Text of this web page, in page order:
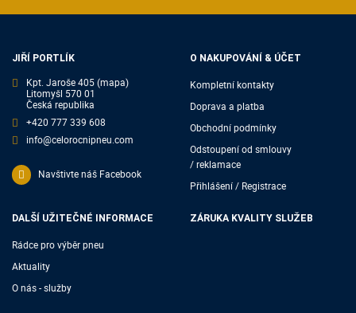
JIŘÍ PORTLÍK
Kpt. Jaroše 405(mapa)
Litomyšl 570 01
Česká republika
+420 777 339 608
info@celorocnipneu.com
Navštivte náš Facebook
O NAKUPOVÁNÍ & ÚČET
Kompletní kontakty
Doprava a platba
Obchodní podmínky
Odstoupení od smlouvy
/ reklamace
Přihlášení / Registrace
DALŠÍ UŽITEČNÉ INFORMACE
Rádce pro výběr pneu
Aktuality
O nás - služby
ZÁRUKA KVALITY SLUŽEB